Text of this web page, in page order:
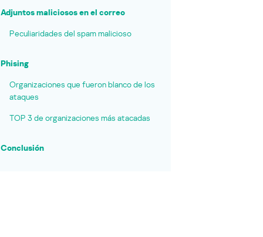
Adjuntos maliciosos en el correo
Peculiaridades del spam malicioso
Phising
Organizaciones que fueron blanco de los
ataques
TOP 3 de organizaciones más atacadas
Conclusión